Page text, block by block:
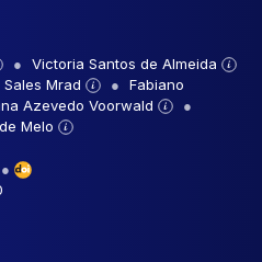
Victoria Santos de Almeida
Mrad
Fabiano
Azevedo Voorwald
Melo
●